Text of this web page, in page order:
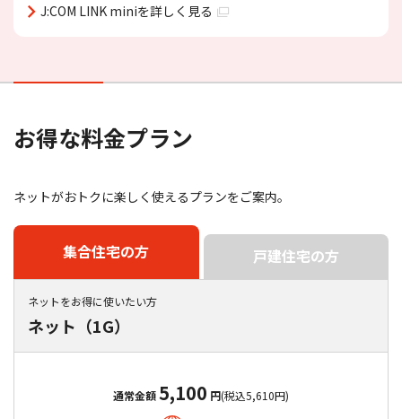
J:COM LINK miniを詳しく見る
お得な料金プラン
ネットがおトクに楽しく使えるプランをご案内。
集合住宅の方 戸建住宅の方
ネットをお得に使いたい方
ネット（1G）
通常金額5,100 円(税込5,610円)